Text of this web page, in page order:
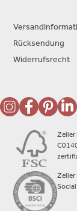
Zeller
Zeller
Rücksendung
Widerrufsrecht